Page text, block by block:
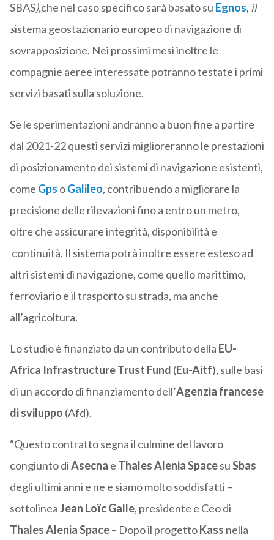
SBAS),che nel caso specifico sarà basato su Egnos, il
sistema geostazionario europeo di navigazione di
sovrapposizione. Nei prossimi mesi inoltre le
compagnie aeree interessate potranno testate i primi
servizi basati sulla soluzione.
Se le sperimentazioni andranno a buon fine a partire
dal 2021-22 questi servizi miglioreranno le prestazioni
di posizionamento dei sistemi di navigazione esistenti,
come Gps oGalileo, contribuendo a migliorare la
precisione delle rilevazioni fino a entro un metro,
oltre che assicurare integrità, disponibilità e
continuità. Il sistema potrà inoltre essere esteso ad
altri sistemi di navigazione, come quello marittimo,
ferroviario e il trasporto su strada, ma anche
all’agricoltura.
Lo studio è finanziato da un contributo della EU-
Africa Infrastructure Trust Fund (Eu-Aitf), sulle basi
di un accordo di finanziamento dell’Agenzia francese
di sviluppo (Afd).
“Questo contratto segna il culmine del lavoro
congiunto diAsecna e Thales Alenia SpacesuSbas
degli ultimi anni e ne e siamo molto soddisfatti –
sottolineaJean Loïc Galle, presidente e Ceo di
Thales Alenia Space– Dopo il progettoKass nella